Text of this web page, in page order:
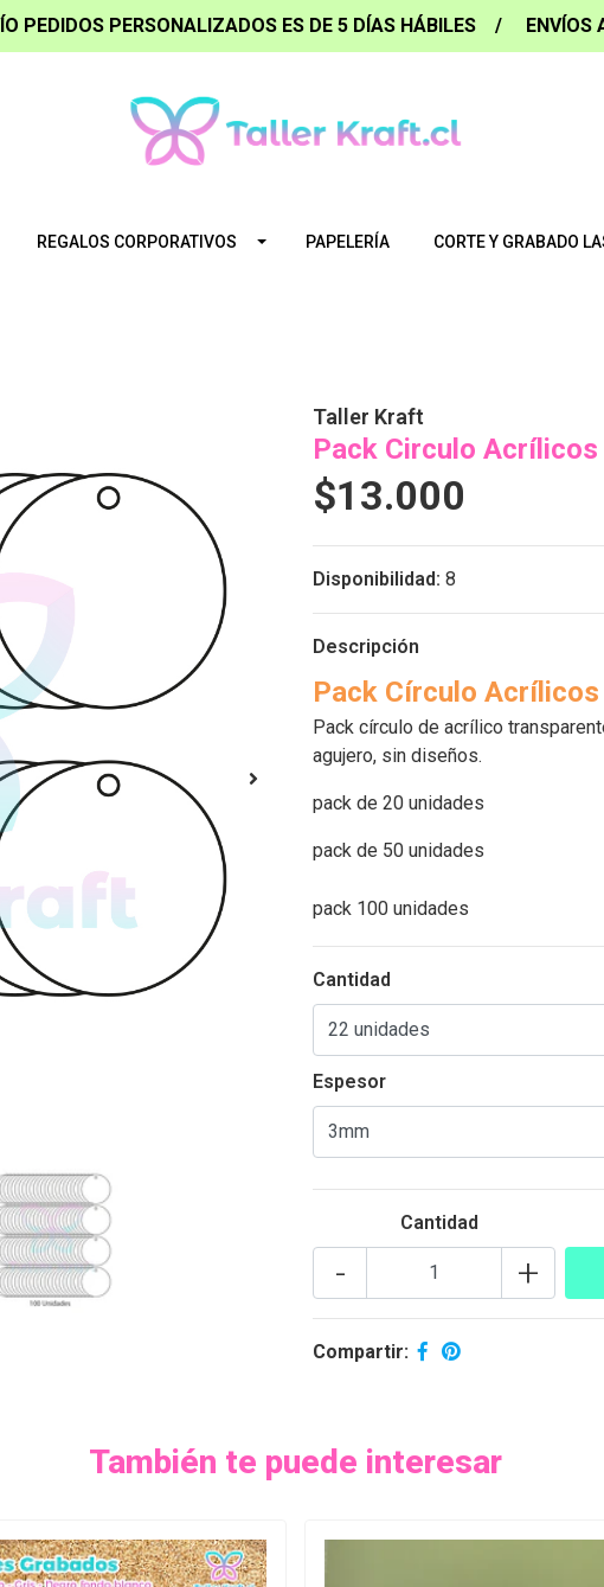
PEDIDOS PERSONALIZADOS ES DE 5 DÍAS HÁBILES / ENVÍOS
REGALOS CORPORATIVOS PAPELERÍA CORTE Y GRABADO
Taller Kraft
Pack Circulo
$13.000
Disponibilidad: 8
Descripción
Pack Círculo
Pack círculo de acrílico
agujero, sin diseños.
pack de 20 unidades
pack de 50 unidades
pack 100 unidades
Cantidad
Espesor
Cantidad
+
-
Compartir:
También te puede interesar